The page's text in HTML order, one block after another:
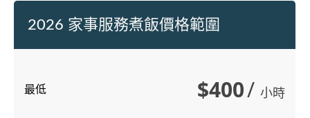
2026 家事服務煮飯價格範圍
最低 $400/ 小時